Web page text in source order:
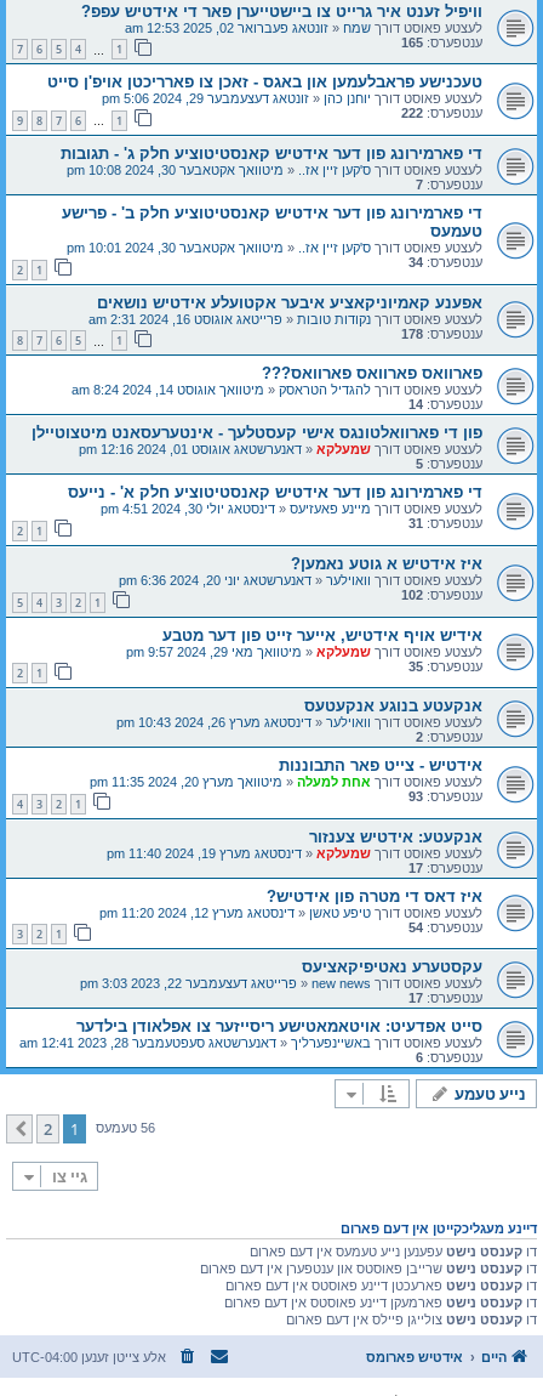
וויפיל זענט איר גרייט צו ביישטייערן פאר די אידטיש עפפ?
לעצטע פאוסט דורך שמח « זונטאג פעברואר 02, 2025 12:53 am
ענטפערס: 165
1
4
5
6
7
טעכנישע פראבלעמען און באגס - זאכן צו פארריכטן אויפ'ן סייט
לעצטע פאוסט דורך יוחנן כהן « זונטאג דעצעמבער 29, 2024 5:06 pm
ענטפערס: 222
1
…
6
7
8
9
די פארמירונג פון דער אידטיש קאנסטיטוציע חלק ג' - תגובות
לעצטע פאוסט דורך ס'קען זיין אז.. « מיטוואך אקטאבער 30, 2024 10:08 pm
ענטפערס: 7
די פארמירונג פון דער אידטיש קאנסטיטוציע חלק ב' - פרישע
טעמעס
לעצטע פאוסט דורך ס'קען זיין אז.. « מיטוואך אקטאבער 30, 2024 10:01 pm
ענטפערס: 34
1
2
אפענע קאמיוניקאציע איבער אקטועלע אידטיש נושאים
לעצטע פאוסט דורך נקודות טובות « פרייטאג אוגוסט 16, 2024 2:31 am
ענטפערס: 178
1
5
6
7
8
פארוואס פארוואס פארוואס???
לעצטע פאוסט דורך להגדיל הטראסק « מיטוואך אוגוסט 14, 2024 8:24 am
ענטפערס: 14
פון די פארוואלטונגס אישי קעסטלעך - אינטערעסאנט מיטצוטיילן
לעצטע פאוסט דורך שמעלקא « דאנערשטאג אוגוסט 01, 2024 12:16 pm
ענטפערס: 5
די פארמירונג פון דער אידטיש קאנסטיטוציע חלק א' - נייעס
לעצטע פאוסט דורך מיינע פאעזיעס « דינסטאג יולי 30, 2024 4:51 pm
ענטפערס: 31
1
2
איז אידטיש א גוטע נאמען?
לעצטע פאוסט דורך וואוילער « דאנערשטאג יוני 20, 2024 6:36 pm
ענטפערס: 102
1
2
3
4
5
אידיש אויף אידטיש, אייער זייט פון דער מטבע
לעצטע פאוסט דורך שמעלקא « מיטוואך מאי 29, 2024 9:57 pm
ענטפערס: 35
1
2
אנקעטע בנוגע אנקעטעס
לעצטע פאוסט דורך וואוילער « דינסטאג מערץ 26, 2024 10:43 pm
ענטפערס: 2
אידטיש - צייט פאר התבוננות
לעצטע פאוסט דורך אחת למעלה « מיטוואך מערץ 20, 2024 11:35 pm
ענטפערס: 93
1
2
3
4
אנקעטע: אידטיש צענזור
לעצטע פאוסט דורך שמעלקא « דינסטאג מערץ 19, 2024 11:40 pm
ענטפערס: 17
איז דאס די מטרה פון אידטיש?
לעצטע פאוסט דורך טיפע טאשן « דינסטאג מערץ 12, 2024 11:20 pm
ענטפערס: 54
1
2
3
עקסטערע נאטיפיקאציעס
לעצטע פאוסט דורך new news
« פרייטאג דעצעמבער 22, 2023 3:03 pm
ענטפערס: 17
סייט אפדעיט: אויטאמאטישע ריסייזער צו אפלאודן בילדער
לעצטע פאוסט דורך באשיינפערליך « דאנערשטאג סעפטעמבער 28, 2023 12:41 am
ענטפערס: 6
נייע טעמע
56 טעמעס 1
2
קומענדיגע
גיי צו
דיינע מעגליכקייטן אין דעם פארום
דו קענסט נישט עפענען נייע טעמעס אין דעם פארום
דו קענסט נישט שרייבן פאוסטס און ענטפערן אין דעם פארום
דו קענסט נישט פארעכטן דיינע פאוסטס אין דעם פארום
דו קענסט נישט פארמעקן דיינע פאוסטס אין דעם פארום
דו קענסט נישט צולייגן פיילס אין דעם פארום
היים אידטיש פארומס אלע צייטן זענען UTC-04:00